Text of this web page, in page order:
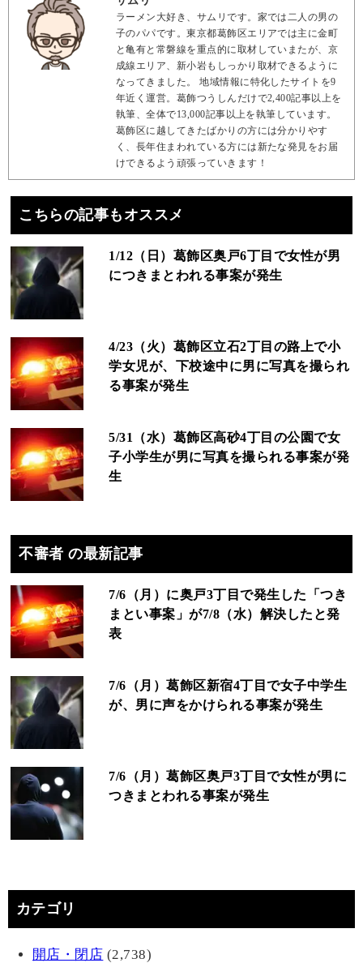
ラーメン大好き、サムリです。家では二人の男の
子のパパです。東京都葛飾区エリアでは主に金町
と亀有と常磐線を重点的に取材していまたが、京
成線エリア、新小岩もしっかり取材できるように
なってきました。 地域情報に特化したサイトを9
年近く運営。葛飾つうしんだけで2,400記事以上を
執筆、全体で13,000記事以上を執筆しています。
葛飾区に越してきたばかりの方には分かりやす
く、長年住まわれている方には新たな発見をお届
けできるよう頑張っていきます！
こちらの記事もオススメ
1/12（日）葛飾区奥戸6丁目で女性が男
につきまとわれる事案が発生
4/23（火）葛飾区立石2丁目の路上で小
学女児が、下校途中に男に写真を撮られ
る事案が発生
5/31（水）葛飾区高砂4丁目の公園で女
子小学生が男に写真を撮られる事案が発
生
不審者 の最新記事
7/6（月）に奥戸3丁目で発生した「つき
まとい事案」が7/8（水）解決したと発
表
7/6（月）葛飾区新宿4丁目で女子中学生
が、男に声をかけられる事案が発生
7/6（月）葛飾区奥戸3丁目で女性が男に
つきまとわれる事案が発生
カテゴリ
開店・閉店 (2,738)